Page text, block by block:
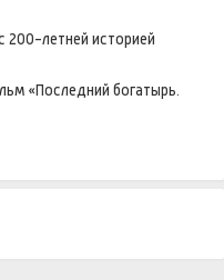
200-летней историей
«Последний богатырь.